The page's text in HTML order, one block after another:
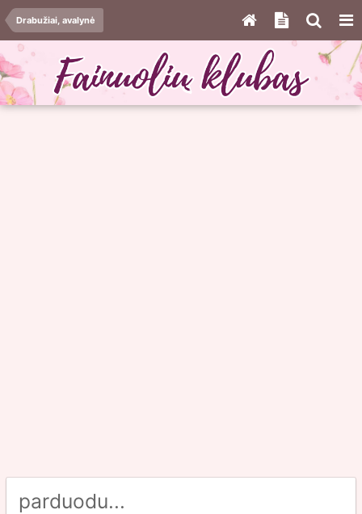
Drabužiai, avalynė
parduodu...